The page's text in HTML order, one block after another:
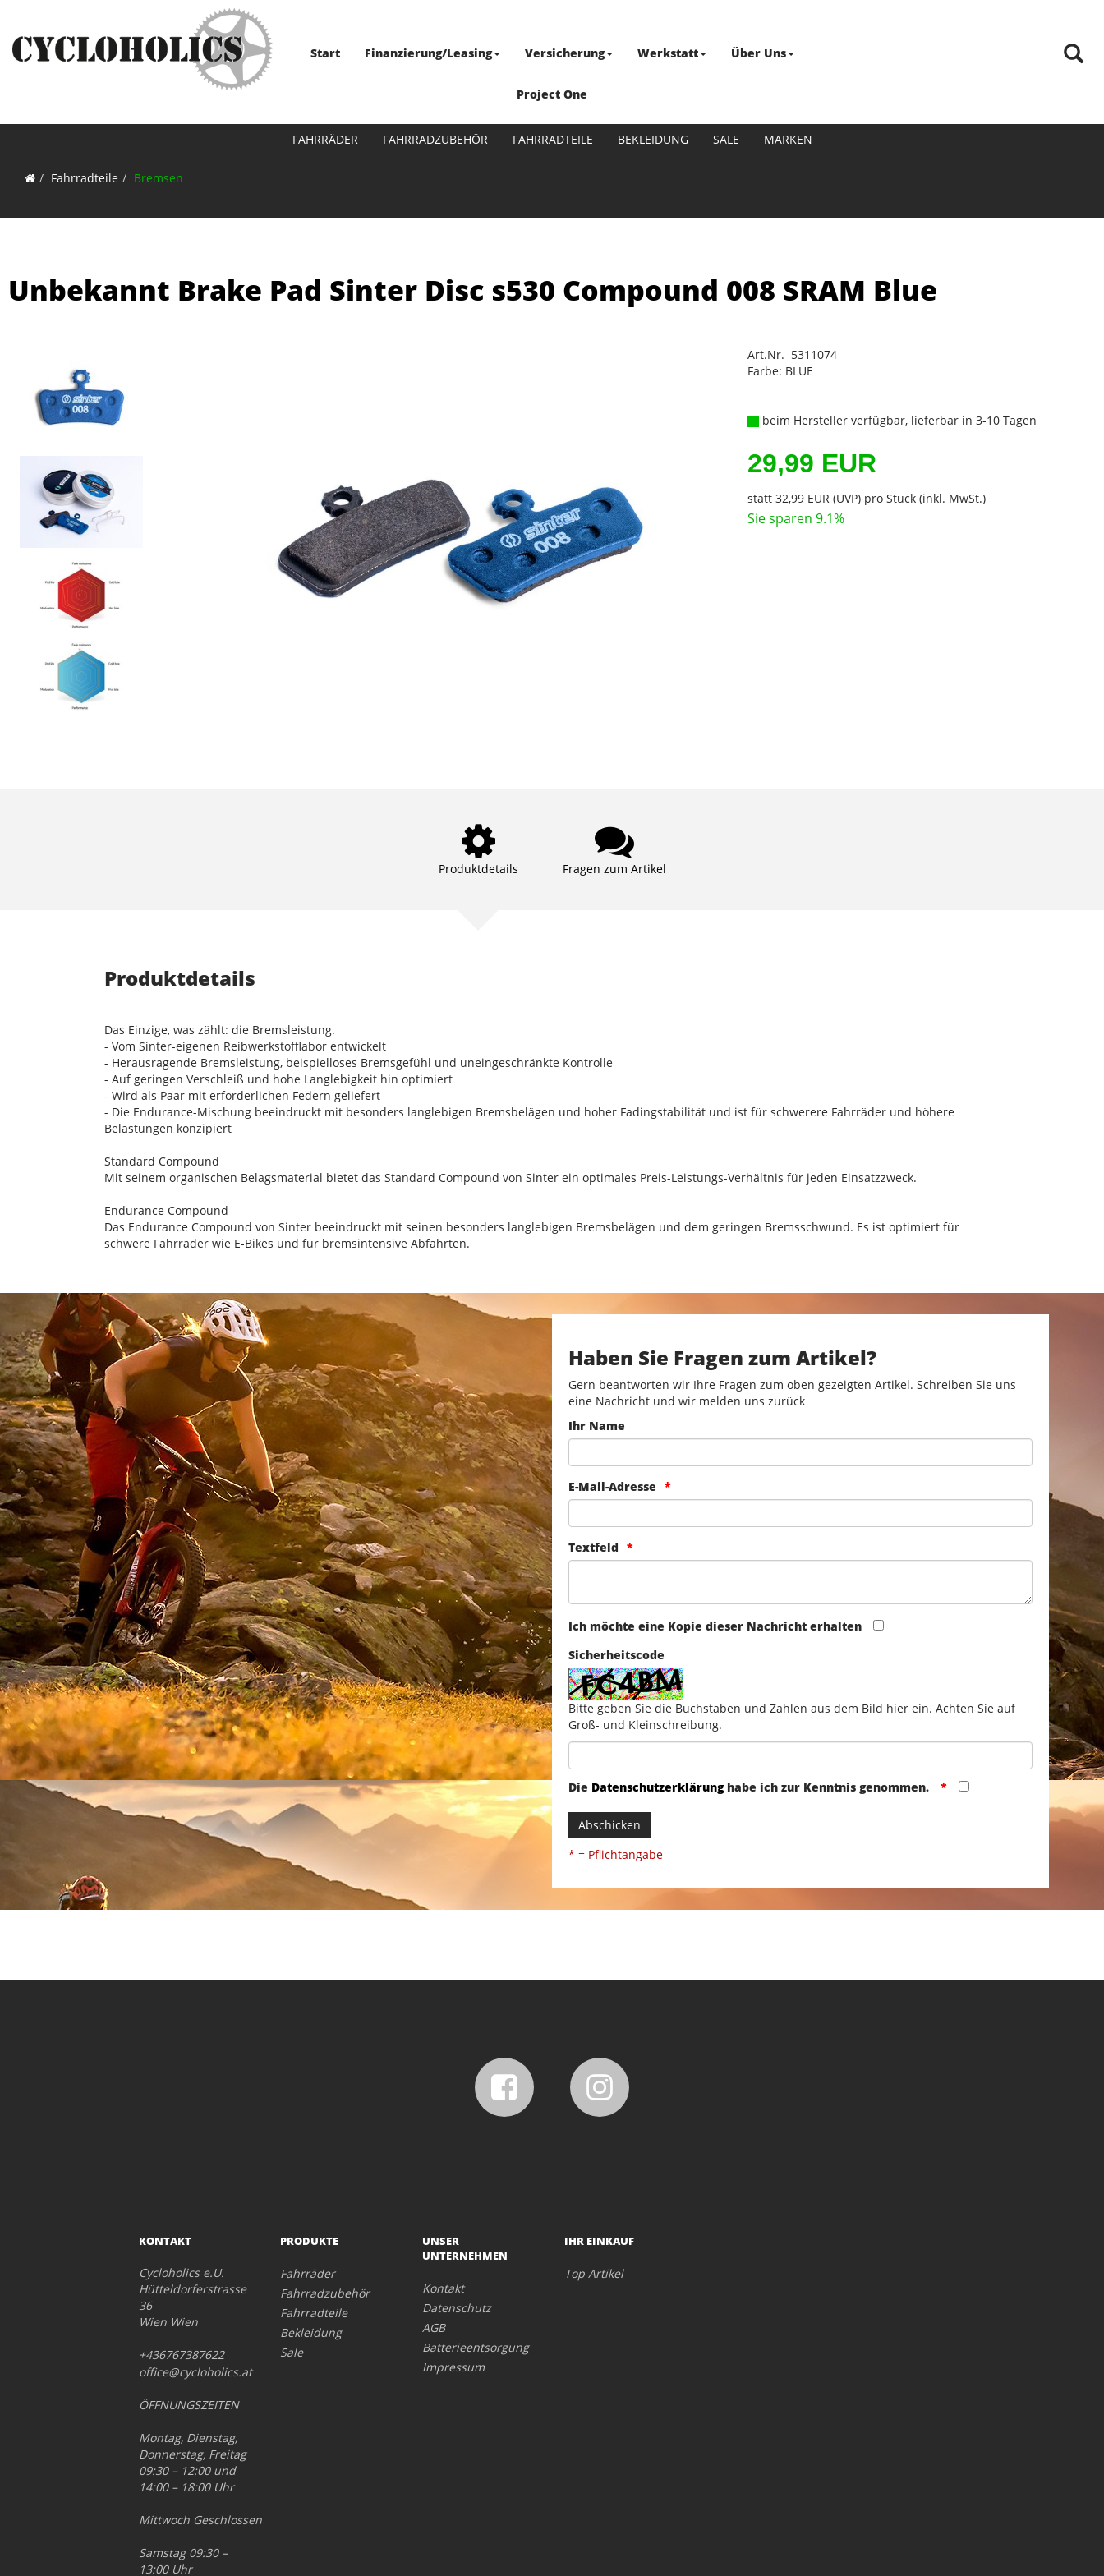
Start Finanzierung/Leasing Versicherung Werkstatt Über Uns
Project One
FAHRRÄDER FAHRRADZUBEHÖR FAHRRADTEILE BEKLEIDUNG SALE MARKEN
Fahrradteile Bremsen
Unbekannt Brake Pad Sinter Disc s530 Compound 008 SRAM Blue
Art.Nr. 5311074
Farbe: BLUE
beim Hersteller verfügbar, lieferbar in 3-10 Tagen
29,99 EUR
statt 32,99 EUR(UVP) pro Stück (inkl. MwSt.)
Sie sparen 9.1%
Produktdetails Fragen zum Artikel
Produktdetails
Das Einzige, was zählt: die Bremsleistung.
- Vom Sinter-eigenen Reibwerkstofflabor entwickelt
- Herausragende Bremsleistung, beispielloses Bremsgefühl und uneingeschränkte Kontrolle
- Auf geringen Verschleiß und hohe Langlebigkeit hin optimiert
- Wird als Paar mit erforderlichen Federn geliefert
- Die Endurance-Mischung beeindruckt mit besonders langlebigen Bremsbelägen und hoher Fadingstabilität und ist für schwerere Fahrräder und höhere
Belastungen konzipiert
Standard Compound
Mit seinem organischen Belagsmaterial bietet das Standard Compound von Sinter ein optimales Preis-Leistungs-Verhältnis für jeden Einsatzzweck.
Endurance Compound
Das Endurance Compound von Sinter beeindruckt mit seinen besonders langlebigen Bremsbelägen und dem geringen Bremsschwund. Es ist optimiert für
schwere Fahrräder wie E-Bikes und für bremsintensive Abfahrten.
Haben Sie Fragen zum Artikel?
Gern beantworten wir Ihre Fragen zum oben gezeigten Artikel. Schreiben Sie uns
eine Nachricht und wir melden uns zurück
Ihr Name
E-Mail-Adresse
Textfeld
Ich möchte eine Kopie dieser Nachricht erhalten
Sicherheitscode
Bitte geben Sie die Buchstaben und Zahlen aus dem Bild hier ein. Achten Sie auf
Groß- und Kleinschreibung.
Die Datenschutzerklärunghabe ich zur Kenntnis genommen.
Abschicken
* = Pflichtangabe
KONTAKT
Cycloholics e.U.
Hütteldorferstrasse
36
Wien Wien
+436767387622
office@cycloholics.at
ÖFFNUNGSZEITEN
Montag, Dienstag,
Donnerstag, Freitag
09:30 – 12:00 und
14:00 – 18:00 Uhr
Mittwoch Geschlossen
Samstag 09:30 –
13:00 Uhr
PRODUKTE
Fahrräder
Fahrradzubehör
Fahrradteile
Bekleidung
Sale
UNSER
UNTERNEHMEN
Kontakt
Datenschutz
AGB
Batterieentsorgung
Impressum
IHR EINKAUF
Top Artikel